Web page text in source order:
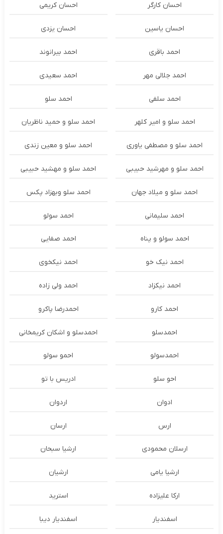
احسان کارگر احسان کریمی
احسان یاسین احسان یزدی
احمد باقری احمد بیرانوند
احمد جلالی مهر احمد سعیدی
احمد سلفی احمد سلو
احمد سلو و امیر کلهر احمد سلو و حمید ناظریان
احمد سلو و مصطفی یاوری احمد سلو و معین زندی
احمد سلو و مهرشید حبیبی احمد سلو و مهشید حبیبی
احمد سلو و میلاد جهان احمد سلو وبهزاد پکس
احمد سلیمانی احمد سولو
احمد سولو و پناه احمد صفایی
احمد نیک خو احمد نیکخوی
احمد نیکزاد احمد ولی زاده
احمد کارو احمدرضا پاکرو
احمدسلو احمدسلو و اشکان کریمخانی
احمدسولو احمو سولو
احو سلو ادریس با تو
ادوان اردوان
ارس ارسان
ارسلان محمودی ارشیا سبحان
ارشیا یامی ارشیان
ارکا علیزاده استرید
اسفندیار اسفندیار دیبا